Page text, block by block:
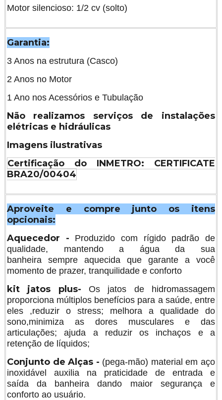
Motor silencioso: 1/2 cv (solto)
Garantia:
3 Anos na estrutura (Casco)
2 Anos no Motor
1 Ano nos Acessórios e Tubulação
Não realizamos serviços de instalações
elétricas e hidráulicas
Imagens ilustrativas
Certificação do INMETRO: CERTIFICATE
BRA20/00404
Aproveite e compre junto os itens
opcionais:
Aquecedor - Produzido com rígido padrão de
qualidade, mantendo a água da sua
banheira sempre aquecida que garante a você
momento de prazer, tranquilidade e conforto
kit jatos plus- Os jatos de hidromassagem
proporciona múltiplos benefícios para a saúde, entre
eles ,reduzir o stress; melhora a qualidade do
sono,minimiza as dores musculares e das
articulações; ajuda a reduzir os inchaços e a
retenção de líquidos;
Conjunto de Alças - (pega-mão) material em aço
inoxidável auxilia na praticidade de entrada e
saída da banheira dando maior segurança e
conforto ao usuário.